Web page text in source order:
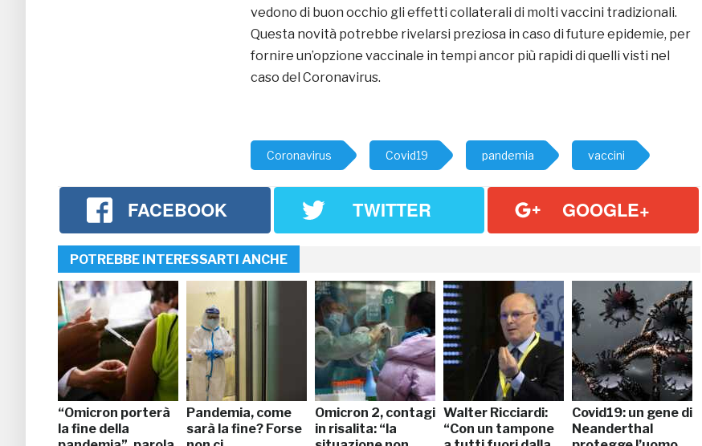
vedono di buon occhio gli effetti collaterali di molti vaccini tradizionali.
Questa novità potrebbe rivelarsi preziosa in caso di future epidemie, per
fornire un’opzione vaccinale in tempi ancor più rapidi di quelli visti nel
caso del Coronavirus.
Coronavirus Covid19 pandemia vaccini
FACEBOOK TWITTER GOOGLE+
POTREBBE INTERESSARTI ANCHE
“Omicron porterà
la fine della
Pandemia, come
sarà la fine? Forse
Omicron 2, contagi
in risalita: “la
Walter Ricciardi:
“Con un tampone
Covid19: un gene di
Neanderthal